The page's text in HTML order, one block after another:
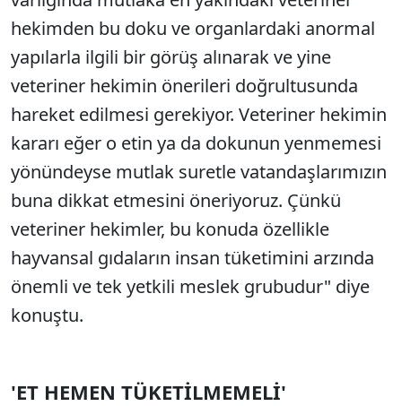
hekimden bu doku ve organlardaki anormal
yapılarla ilgili bir görüş alınarak ve yine
veteriner hekimin önerileri doğrultusunda
hareket edilmesi gerekiyor. Veteriner hekimin
kararı eğer o etin ya da dokunun yenmemesi
yönündeyse mutlak suretle vatandaşlarımızın
buna dikkat etmesini öneriyoruz. Çünkü
veteriner hekimler, bu konuda özellikle
hayvansal gıdaların insan tüketimini arzında
önemli ve tek yetkili meslek grubudur" diye
konuştu.
'ET HEMEN TÜKETİLMEMELİ'